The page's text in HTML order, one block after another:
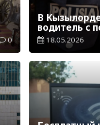
0
В
водитель с
госномером
18.05.2026